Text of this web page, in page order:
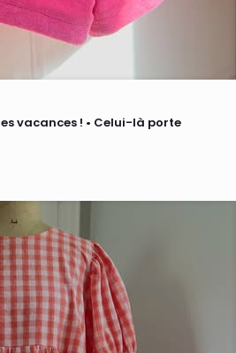
vacances ! • Celui-là porte